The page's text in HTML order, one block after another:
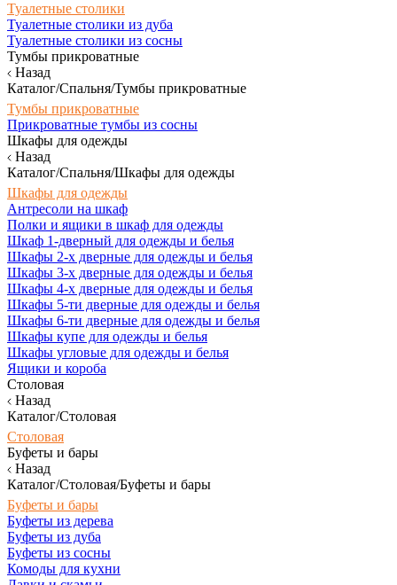
Туалетные столики
Туалетные столики из дуба
Туалетные столики из сосны
Тумбы прикроватные
Назад
Каталог/Спальня/Тумбы прикроватные
Тумбы прикроватные
Прикроватные тумбы из сосны
Шкафы для одежды
Назад
Каталог/Спальня/Шкафы для одежды
Шкафы для одежды
Антресоли на шкаф
Полки и ящики в шкаф для одежды
Шкаф 1-дверный для одежды и белья
Шкафы 2-х дверные для одежды и белья
Шкафы 3-х дверные для одежды и белья
Шкафы 4-х дверные для одежды и белья
Шкафы 5-ти дверные для одежды и белья
Шкафы 6-ти дверные для одежды и белья
Шкафы купе для одежды и белья
Шкафы угловые для одежды и белья
Ящики и короба
Столовая
Назад
Каталог/Столовая
Столовая
Буфеты и бары
Назад
Каталог/Столовая/Буфеты и бары
Буфеты и бары
Буфеты из дерева
Буфеты из дуба
Буфеты из сосны
Комоды для кухни